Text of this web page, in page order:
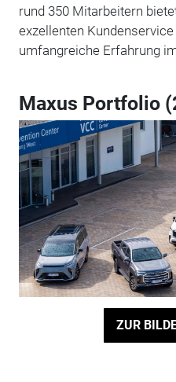
rund 350 Mitarbeitern
exzellenten
umfangreiche Erfahrung
Maxus Portfolio
ZUR